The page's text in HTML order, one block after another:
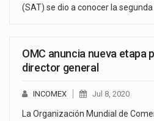
(SAT) se dio a conocer la
OMC anuncia nueva etapa
director general
INCOMEX Jul 8, 2020
La Organización Mundial de